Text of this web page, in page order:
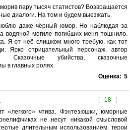
пару тысяч статистов? Возвращается
диалоги. На том и будем выезжать.
даже чёрный юмор. Но наблюдая за
водяной могиле погибших меня тошнило.
Я от неё слишком много требую, как тот
Ярко отрицательный персонаж, автор
Сказочные убийства, сказочные
в главных ролях.
Оценка: 5
[ 18 ]
«легкого» чтива. Фэнтезюшки, юморные
не несут никакой смысловой
длительным использованием, герои